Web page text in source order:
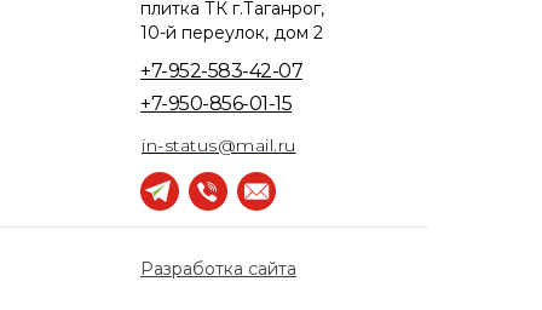
+7-950-856-01-15
+7-952-583-42-07
плитка ТК г.Таганрог,
10-й переулок, дом 2
Разработка сайта
in-status@mail.ru